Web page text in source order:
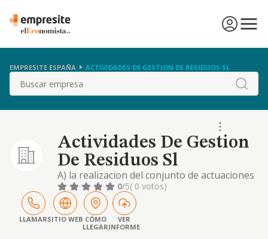
EMPRESITE ESPAÑA ACTIVIDADES DE GESTION DE RESIDUOS SL
Buscar
Actividades De Gestion
De Residuos Sl
A) la realizacion del conjunto de actuaciones
y actividades relacionadas con la gestion de
cualquier clase de residuos. b) la promocion
y gestion de cualquier instalacion
relacionada con el apartado a). c) la
extraccion
0/5( 0 votos)
LLAMARSITIO WEB CÓMO
LLEGAR
VER
INFORME